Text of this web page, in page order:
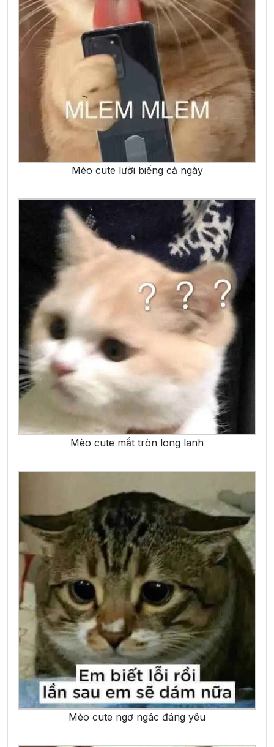
Mèo cute lười biếng cả ngày
Mèo cute mắt tròn long lanh
Mèo cute ngơ ngác đáng yêu